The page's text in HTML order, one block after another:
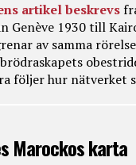
artikel beskrevs
Genève 1930 till
av samma
följer hur nätverket
Marockos karta